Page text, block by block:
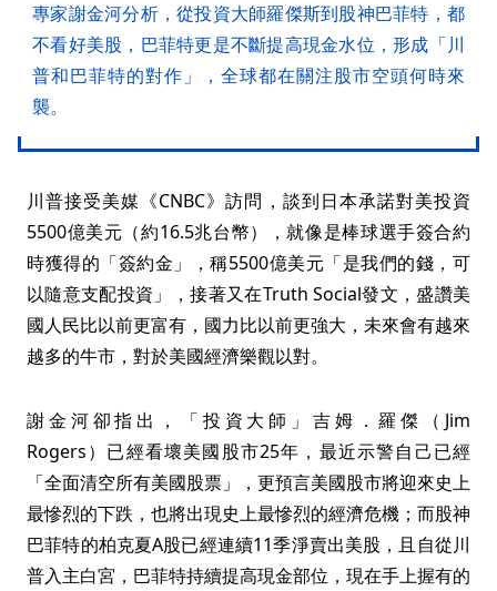
專家謝金河分析，從投資大師羅傑斯到股神巴菲特，都
不看好美股，巴菲特更是不斷提高現金水位，形成「川
普和巴菲特的對作」，全球都在關注股市空頭何時來
襲。
川普接受美媒《CNBC》訪問，談到日本承諾對美投資
5500億美元（約16.5兆台幣），就像是棒球選手簽合約
時獲得的「簽約金」，稱5500億美元「是我們的錢，可
以隨意支配投資」，接著又在Truth Social發文，盛讚美
國人民比以前更富有，國力比以前更強大，未來會有越來
越多的牛市，對於美國經濟樂觀以對。
謝金河卻指出，「投資大師」吉姆．羅傑（Jim
Rogers）已經看壞美國股市25年，最近示警自己已經
「全面清空所有美國股票」，更預言美國股市將迎來史上
最慘烈的下跌，也將出現史上最慘烈的經濟危機；而股神
巴菲特的柏克夏A股已經連續11季淨賣出美股，且自從川
普入主白宮，巴菲特持續提高現金部位，現在手上握有的